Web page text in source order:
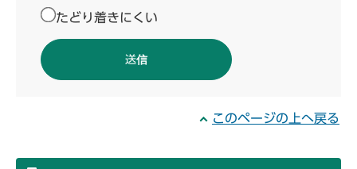
たどり着きにくい
このページの上へ戻る